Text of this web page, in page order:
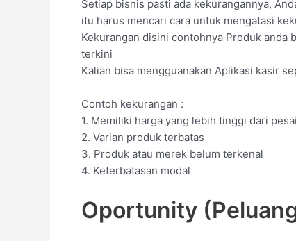
Setiap bisnis pasti ada kekurangannya,
itu harus mencari cara untuk mengatasi
Kekurangan disini contohnya Produk anda
terkini
Kalian bisa mengguanakan Aplikasi kasir
Contoh kekurangan :
1. Memiliki harga yang lebih tinggi dari
2. Varian produk terbatas
3. Produk atau merek belum terkenal
4. Keterbatasan modal
Oportunity